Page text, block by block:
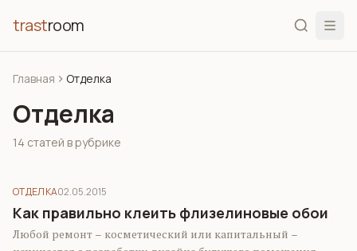
trastroom
Главная Отделка
Отделка
14 статей в рубрике
ОТДЕЛКА02.05.2015
Как правильно клеить флизелиновые обои
Любой ремонт – косметический или капитальный –